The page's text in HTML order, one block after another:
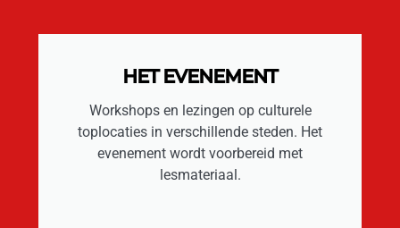
HET EVENEMENT
Workshops en lezingen op culturele
toplocaties in verschillende steden. Het
evenement wordt voorbereid met
lesmateriaal.